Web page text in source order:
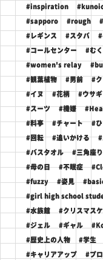
#inspiration
#sapporo #rough
#レギンス #スタバ #
#コールセンター #む
#women's relay
#観葉植物 #男前 #ク
#イヌ #花柄 #ウサギ
#スーツ #機嫌
#料亭 #チャート #ひ
#回転 #追いかける #
#バスタオル #三角座り
#母の日 #不眠症
#fuzzy #姿見
#girl high school
#水族館 #クリスマス
#ジェル #ギャル
#歴史上の人物 #学生
#キャリアアップ #プ